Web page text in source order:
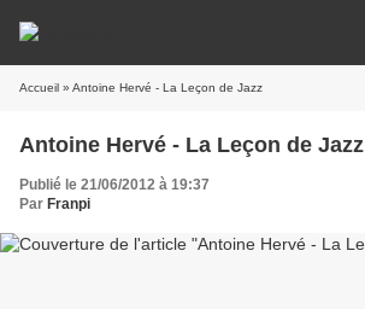
Accueil » Antoine Hervé - La Leçon de Jazz
Antoine Hervé - La Leçon de Jazz
Publié le 21/06/2012 à 19:37
Par Franpi